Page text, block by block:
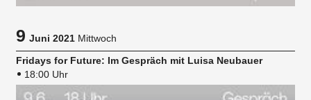
9Juni 2021 Mittwoch
Fridays for Future: Im Gespräch mit Luisa Neubauer
18:00 Uhr